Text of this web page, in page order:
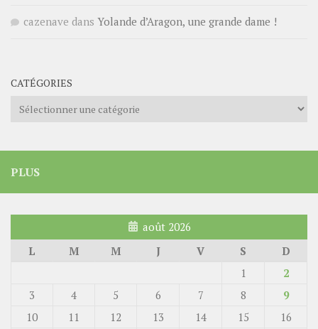
cazenave dans Yolande d’Aragon, une grande dame !
CATÉGORIES
Catégories
PLUS
août 2026
L
M M J V S
D
1
2
3
4 5 6 7 8
9
10
11 12 13 14 15
16